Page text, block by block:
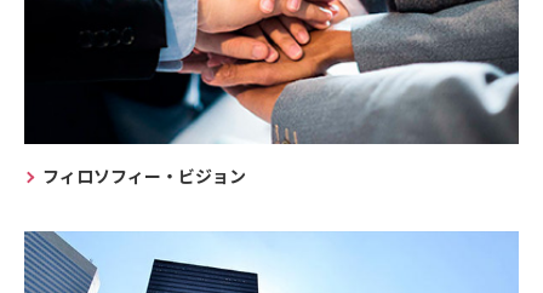
フィロソフィー・ビジョン